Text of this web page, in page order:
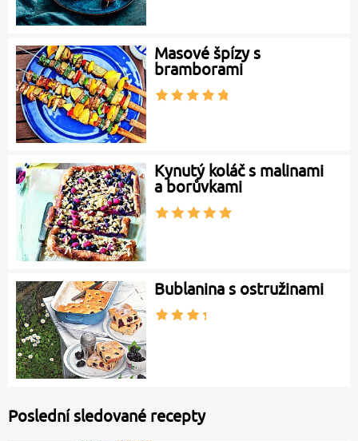
Masové špízy s
bramborami
Kynutý koláč s malinami
a borůvkami
Bublanina s ostružinami
Poslední sledované recepty